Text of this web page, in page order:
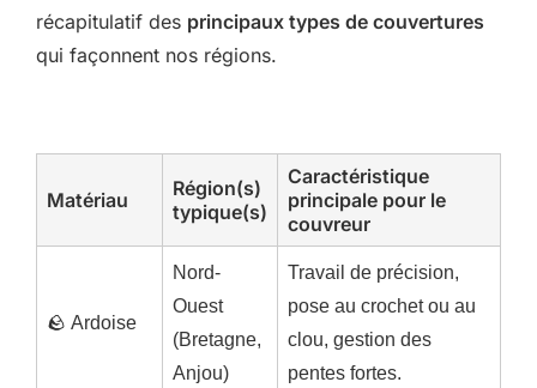
récapitulatif des principaux types de couvertures
qui façonnent nos régions.
Matériau
Région(s)
typique(s)
Caractéristique
principale pour le
couvreur
🪨 Ardoise
Nord-
Ouest
(Bretagne,
Anjou)
Travail de précision,
pose au crochet ou au
clou, gestion des
pentes fortes.